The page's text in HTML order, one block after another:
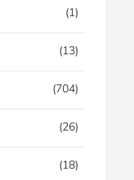
(1)
(13)
(704)
(26)
(18)